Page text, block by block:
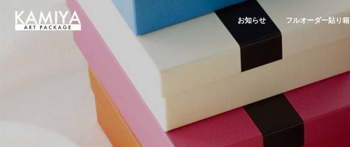
お知らせ フルオーダー貼り箱